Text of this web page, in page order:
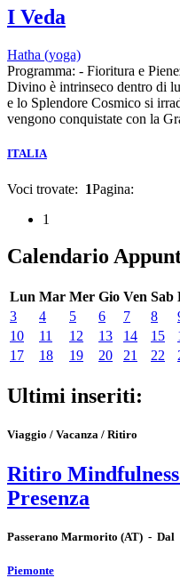
I Veda
Hatha (yoga)
Programma: - Fioritura e
Divino è intrinseco dentro di
e lo Splendore Cosmico si
vengono conquistate con la
ITALIA
Voci trovate: 1Pagina:
1
Calendario
Lun Mar Mer Gio Ven Sab
3
4 5 6 7 8
10
11 12 13 14 15
17
18 19 20 21 22
Ultimi inseriti:
Viaggio / Vacanza / Ritiro
Ritiro
Presenza
Passerano Marmorito (AT) - Dal
Piemonte